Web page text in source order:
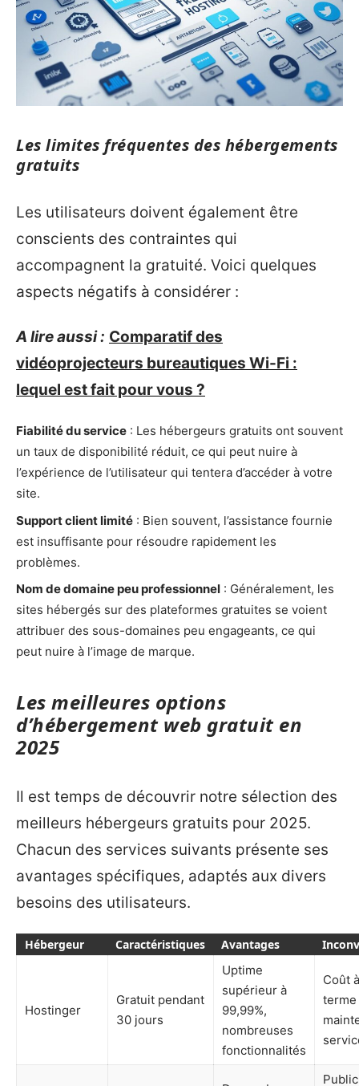
Les limites fréquentes des hébergements
gratuits
Les utilisateurs doivent également être
conscients des contraintes qui
accompagnent la gratuité. Voici quelques
aspects négatifs à considérer :
A lire aussi : Comparatif des
vidéoprojecteurs bureautiques Wi-Fi :
lequel est fait pour vous ?
Fiabilité du service : Les hébergeurs gratuits ont souvent
un taux de disponibilité réduit, ce qui peut nuire à
l’expérience de l’utilisateur qui tentera d’accéder à votre
site.
Support client limité : Bien souvent, l’assistance fournie
est insuffisante pour résoudre rapidement les
problèmes.
Nom de domaine peu professionnel : Généralement, les
sites hébergés sur des plateformes gratuites se voient
attribuer des sous-domaines peu engageants, ce qui
peut nuire à l’image de marque.
Les meilleures options
d’hébergement web gratuit en
2025
Il est temps de découvrir notre sélection des
meilleurs hébergeurs gratuits pour 2025.
Chacun des services suivants présente ses
avantages spécifiques, adaptés aux divers
besoins des utilisateurs.
Hébergeur Caractéristiques Avantages
Hostinger
Gratuit pendant
30 jours
Uptime
supérieur à
99,99%,
nombreuses
fonctionnalités
Coût